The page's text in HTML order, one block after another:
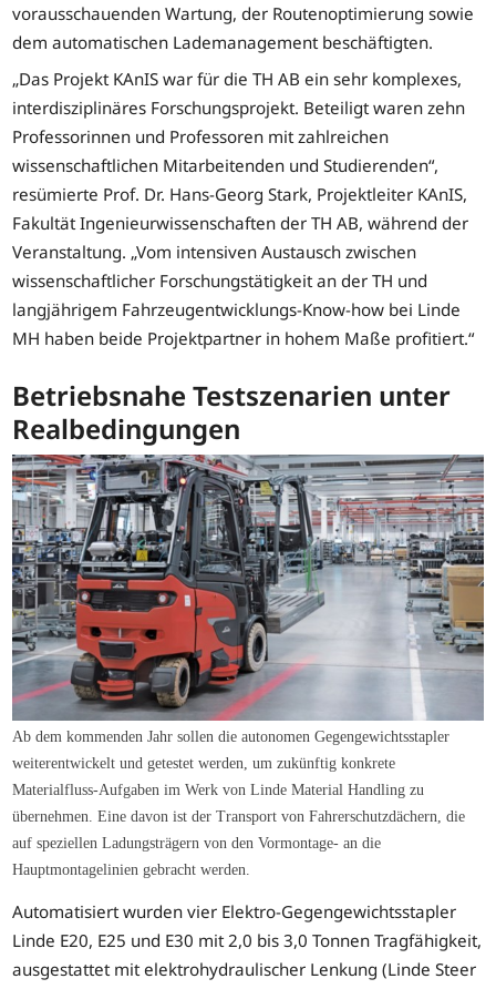
vorausschauenden Wartung, der Routenoptimierung sowie
dem automatischen Lademanagement beschäftigten.
„Das Projekt KAnIS war für die TH AB ein sehr komplexes,
interdisziplinäres Forschungsprojekt. Beteiligt waren zehn
Professorinnen und Professoren mit zahlreichen
wissenschaftlichen Mitarbeitenden und Studierenden“,
resümierte Prof. Dr. Hans-Georg Stark, Projektleiter KAnIS,
Fakultät Ingenieurwissenschaften der TH AB, während der
Veranstaltung. „Vom intensiven Austausch zwischen
wissenschaftlicher Forschungstätigkeit an der TH und
langjährigem Fahrzeugentwicklungs-Know-how bei Linde
MH haben beide Projektpartner in hohem Maße profitiert.“
Betriebsnahe Testszenarien unter
Realbedingungen
Ab dem kommenden Jahr sollen die autonomen Gegengewichtsstapler
weiterentwickelt und getestet werden, um zukünftig konkrete
Materialfluss-Aufgaben im Werk von Linde Material Handling zu
übernehmen. Eine davon ist der Transport von Fahrerschutzdächern, die
auf speziellen Ladungsträgern von den Vormontage- an die
Hauptmontagelinien gebracht werden.
Automatisiert wurden vier Elektro-Gegengewichtsstapler
Linde E20, E25 und E30 mit 2,0 bis 3,0 Tonnen Tragfähigkeit,
ausgestattet mit elektrohydraulischer Lenkung (Linde Steer